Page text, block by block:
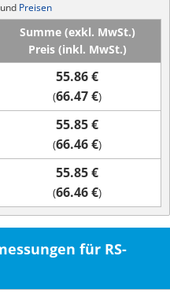
und Preisen
Summe (exkl. MwSt.)
Preis (inkl. MwSt.)
55.86 €
(66.47 €)
55.85 €
(66.46 €)
55.85 €
(66.46 €)
für RS-